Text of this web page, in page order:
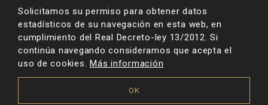
HECHO POR
Solicitamos su permiso para obtener datos
estadísticos de su navegación en esta web, en
cumplimiento del Real Decreto-ley 13/2012. Si
continúa navegando consideramos que acepta el
uso de cookies. Más información
OK